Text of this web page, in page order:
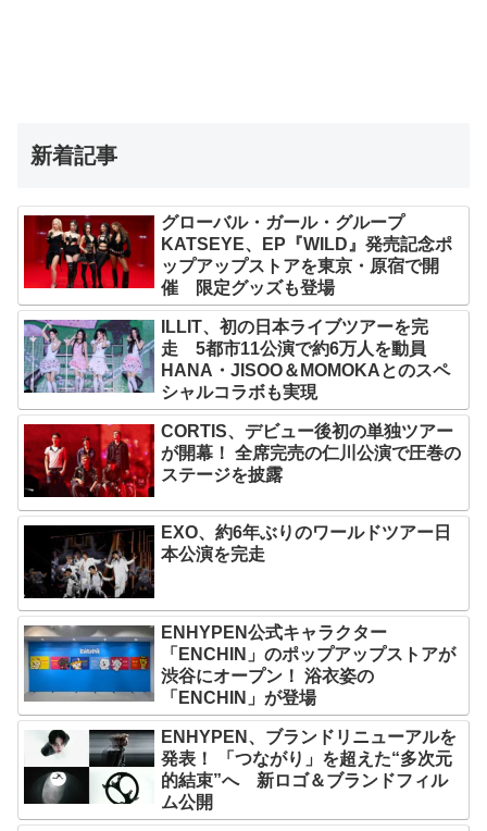
新着記事
グローバル・ガール・グループ
KATSEYE、EP『WILD』発売記念ポ
ップアップストアを東京・原宿で開
催 限定グッズも登場
ILLIT、初の日本ライブツアーを完
走 5都市11公演で約6万人を動員
HANA・JISOO＆MOMOKAとのスペ
シャルコラボも実現
CORTIS、デビュー後初の単独ツアー
が開幕！ 全席完売の仁川公演で圧巻の
ステージを披露
EXO、約6年ぶりのワールドツアー日
本公演を完走
ENHYPEN公式キャラクター
「ENCHIN」のポップアップストアが
渋谷にオープン！ 浴衣姿の
「ENCHIN」が登場
ENHYPEN、ブランドリニューアルを
発表！ 「つながり」を超えた“多次元
的結束”へ 新ロゴ＆ブランドフィル
ム公開